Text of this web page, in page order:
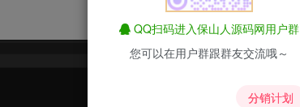
QQ扫码进入保山人源码网用户群
您可以在用户群跟群友交流哦～
分销计划